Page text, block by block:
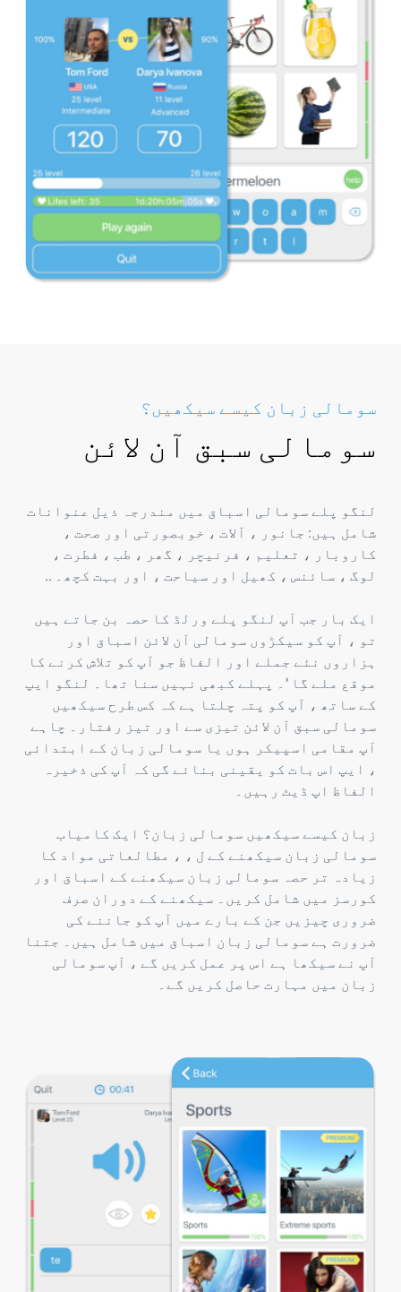
سومالی زبان کیسے سیکھیں؟
سومالی سبق آن لائن
لنگو پلے سومالی اسباق میں مندرجہ ذیل عنوانات
شامل ہیں: جانور ، آلات ، خوبصورتی اور صحت ،
کاروبار ، تعلیم ، فرنیچر ، گھر ، طب ، فطرت ،
لوگ ، سائنس ، کھیل اور سیاحت ، اور بہت کچھ۔ ..
ایک بار جب آپ لنگو پلے ورلڈ کا حصہ بن جاتے ہیں
تو ، آپ کو سیکڑوں سومالی آن لائن اسباق اور
ہزاروں نئے جملے اور الفاظ جو آپ کو تلاش کرنے کا
موقع ملے گا '۔ پہلے کبھی نہیں سنا تھا۔ لنگو ایپ
کے ساتھ ، آپ کو پتہ چلتا ہے کہ کس طرح سیکھیں
سومالی سبق آن لائن تیزی سے اور تیز رفتار۔ چاہے
آپ مقامی اسپیکر ہوں یا سومالی زبان کے ابتدائی
، ایپ اس بات کو یقینی بنائے گی کہ آپ کی ذخیرہ
الفاظ اپ ڈیٹ رہیں۔
زبان کیسے سیکھیں سومالی زبان؟ ایک کامیاب
سومالی زبان سیکھنے کے ل ، ، مطالعاتی مواد کا
زیادہ تر حصہ سومالی زبان سیکھنے کے اسباق اور
کورسز میں شامل کریں۔ سیکھنے کے دوران صرف
ضروری چیزیں جن کے بارے میں آپ کو جاننے کی
ضرورت ہے سومالی زبان اسباق میں شامل ہیں۔ جتنا
آپ نے سیکھا ہے اس پر عمل کریں گے ، آپ سومالی
زبان میں مہارت حاصل کریں گے۔